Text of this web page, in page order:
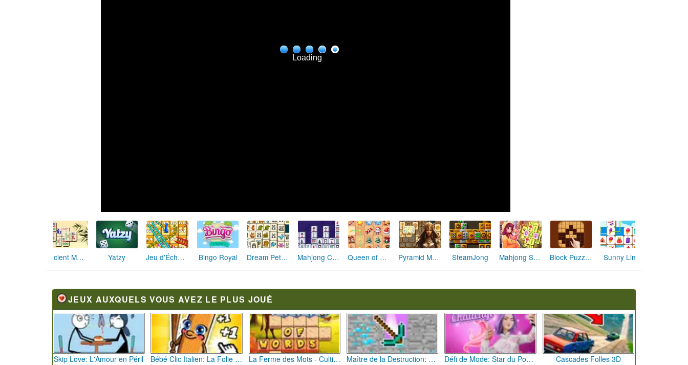
Ancient Mahjong Yatzy Jeu d'Échelle et Serpent Multijoueur Bingo Royal Dream Pet Solitaire Mahjong Mahjong Connect Remastered Queen of Mahjong Pyramid Mahjong SteamJong Mahjong Solitaire World Tour Block Puzzle Classic Sunny Link
JEUX AUXQUELS VOUS AVEZ LE PLUS JOUÉ
Skip Love: L'Amour en Péril Bébé Clic Italien: La Folie des Petits Bambins La Ferme des Mots - Cultivez votre Vocabulaire Maître de la Destruction: Fusion de Pioches Défi de Mode: Star du Podium Cascades Folles 3D